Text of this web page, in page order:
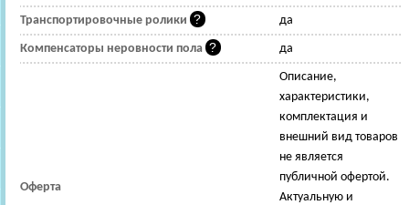
Транспортировочные ролики да
Компенсаторы неровности пола да
Оферта
Описание,
характеристики,
комплектация и
внешний вид товаров
не является
публичной офертой.
Актуальную и